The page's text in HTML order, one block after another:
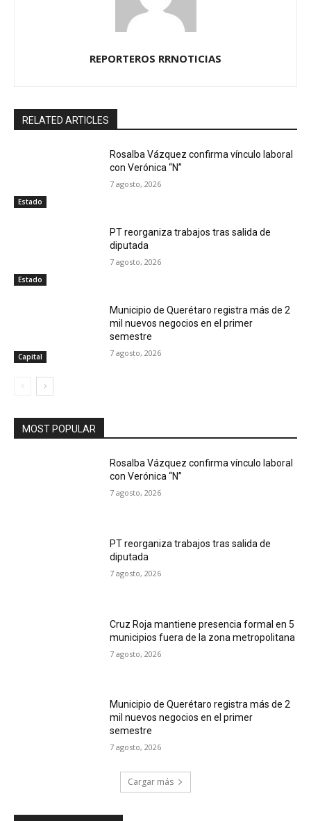
REPORTEROS RRNOTICIAS
RELATED ARTICLES
Estado
Rosalba Vázquez confirma vínculo laboral
con Verónica “N”
7 agosto, 2026
Estado
PT reorganiza trabajos tras salida de
diputada
7 agosto, 2026
Capital
Municipio de Querétaro registra más de 2
mil nuevos negocios en el primer
semestre
7 agosto, 2026
MOST POPULAR
Rosalba Vázquez confirma vínculo laboral
con Verónica “N”
7 agosto, 2026
PT reorganiza trabajos tras salida de
diputada
7 agosto, 2026
Cruz Roja mantiene presencia formal en 5
municipios fuera de la zona metropolitana
7 agosto, 2026
Municipio de Querétaro registra más de 2
mil nuevos negocios en el primer
semestre
7 agosto, 2026
Cargar más